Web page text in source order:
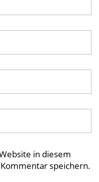
in diesem
speichern.